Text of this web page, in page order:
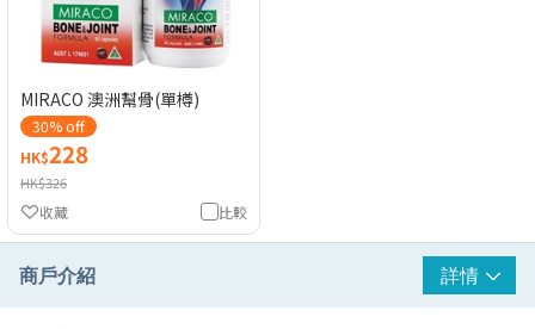
MIRACO 澳洲幫骨(單樽)
30% off
HK$228
HK$326
比較
收藏
商戶介紹 詳情